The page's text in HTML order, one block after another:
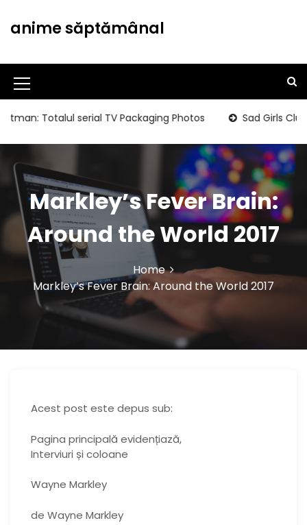
t
c
t
anime săptămânal
M
e
n
u
I
c
o
n
Totalul serial TV Packaging Photos Sad Girls Clubbing-
Markley’s Fever Brain:
Around the World 2017
Home
Markley’s Fever Brain: Around the World 2017
Acest post este depus sub:
Pagina principală evidențiază,
Interviuri și coloane
Wayne Markley
de Wayne Markley